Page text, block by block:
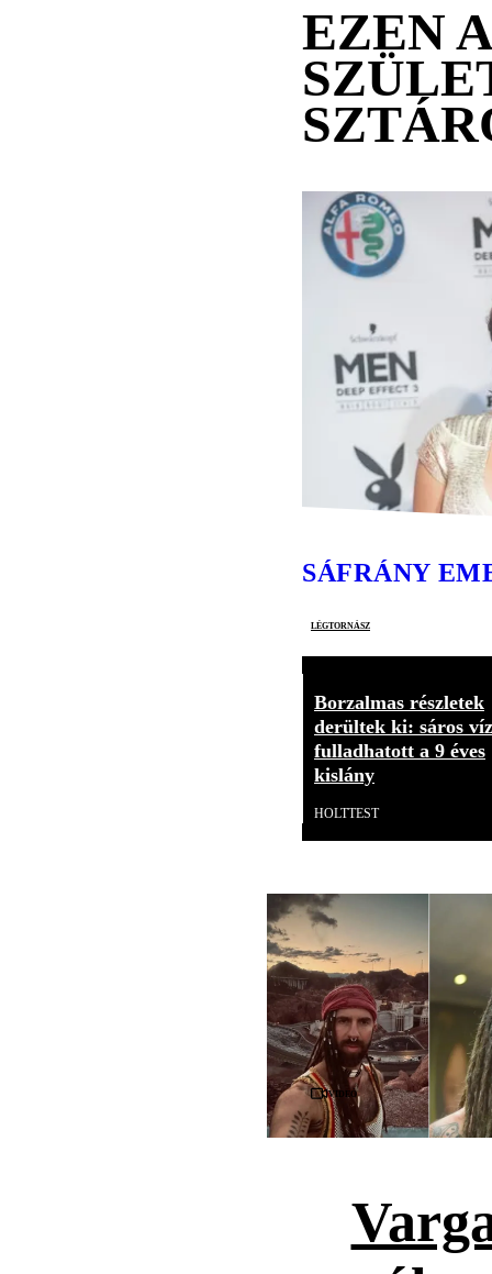
EZEN
SÁFRÁNY
légtornász
Borzalmas részletek
derültek ki: sáros
fulladhatott a 9 éves
kislány
HOLTTEST
Videó